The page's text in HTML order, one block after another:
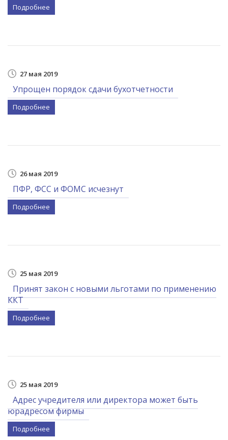
Подробнее
27 мая 2019
Упрощен порядок сдачи бухотчетности
Подробнее
26 мая 2019
ПФР, ФСС и ФОМС исчезнут
Подробнее
25 мая 2019
Принят закон с новыми льготами по применению
ККТ
Подробнее
25 мая 2019
Адрес учредителя или директора может быть
юрадресом фирмы
Подробнее